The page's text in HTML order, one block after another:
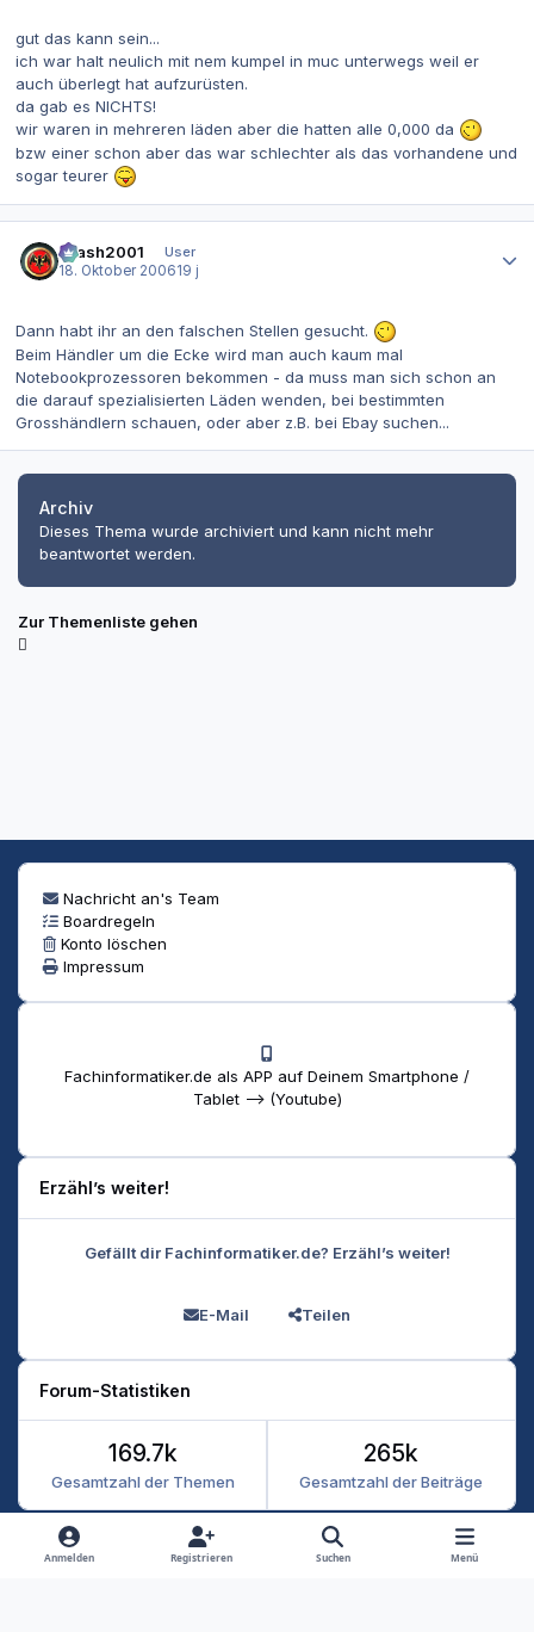
gut das kann sein...
ich war halt neulich mit nem kumpel in muc unterwegs weil er
auch überlegt hat aufzurüsten.
da gab es NICHTS!
wir waren in mehreren läden aber die hatten alle 0,000 da
bzw einer schon aber das war schlechter als das vorhandene und
sogar teurer
Crash2001
User
18. Oktober 200619 j
Dann habt ihr an den falschen Stellen gesucht.
Beim Händler um die Ecke wird man auch kaum mal
Notebookprozessoren bekommen - da muss man sich schon an
die darauf spezialisierten Läden wenden, bei bestimmten
Grosshändlern schauen, oder aber z.B. bei Ebay suchen...
Archiv
Dieses Thema wurde archiviert und kann nicht mehr
beantwortet werden.
Zur Themenliste gehen
Nachricht an's Team
Boardregeln
Konto löschen
Impressum
Fachinformatiker.de als APP auf Deinem Smartphone /
Tablet --> (Youtube)
Erzähl’s weiter!
Gefällt dir Fachinformatiker.de? Erzähl’s weiter!
E-Mail Teilen
Forum-Statistiken
Gesamtzahl der Themen
169.7k
Gesamtzahl der Beiträge
265k
Heller Modus
Dunkler Modus
Systemeinstellung
Anmelden Registrieren Suchen Menü